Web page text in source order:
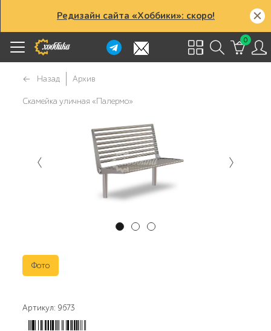
Редизайн сайта «Хоббики»: скоро!
0
Назад Архив
Скамейка уличная «Палермо»
Фото
Артикул: 9673